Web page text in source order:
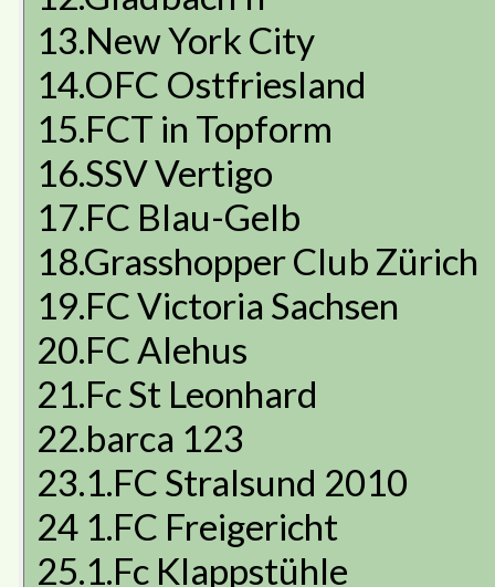
13.New York City
14.OFC Ostfriesland
15.FCT in Topform
16.SSV Vertigo
17.FC Blau-Gelb
18.Grasshopper Club Zürich
19.FC Victoria Sachsen
20.FC Alehus
21.Fc St Leonhard
22.barca 123
23.1.FC Stralsund 2010
24 1.FC Freigericht
25.1.Fc Klappstühle